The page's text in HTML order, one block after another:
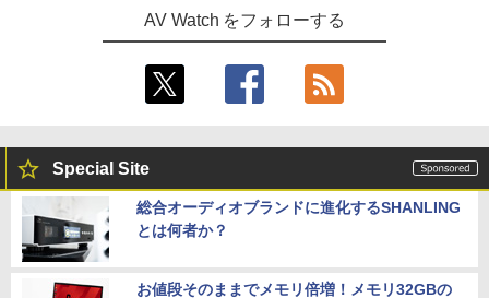
AV Watch をフォローする
Special Site
総合オーディオブランドに進化するSHANLING
とは何者か？
お値段そのままでメモリ倍増！メモリ32GBの